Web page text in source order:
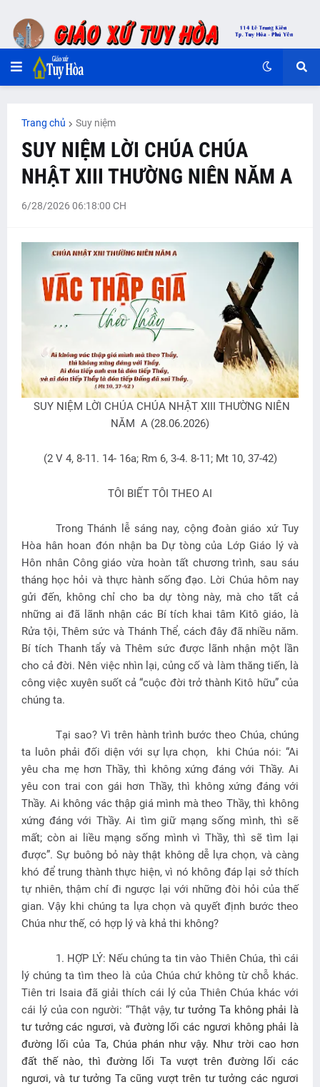
Trang chủ Suy niệm
SUY NIỆM LỜI CHÚA CHÚA
NHẬT XIII THƯỜNG NIÊN NĂM A
6/28/2026 06:18:00 CH
SUY NIỆM LỜI CHÚA CHÚA NHẬT XIII THƯỜNG NIÊN
NĂM A (28.06.2026)
(2 V 4, 8-11. 14- 16a; Rm 6, 3-4. 8-11; Mt 10, 37-42)
TÔI BIẾT TÔI THEO AI
Trong Thánh lễ sáng nay, cộng đoàn giáo xứ Tuy
Hòa hân hoan đón nhận ba Dự tòng của Lớp Giáo lý và
Hôn nhân Công giáo vừa hoàn tất chương trình, sau sáu
tháng học hỏi và thực hành sống đạo. Lời Chúa hôm nay
gửi đến, không chỉ cho ba dự tòng này, mà cho tất cả
những ai đã lãnh nhận các Bí tích khai tâm Kitô giáo, là
Rửa tội, Thêm sức và Thánh Thể, cách đây đã nhiều năm.
Bí tích Thanh tẩy và Thêm sức được lãnh nhận một lần
cho cả đời. Nên việc nhìn lại, củng cố và làm thăng tiến, là
công việc xuyên suốt cả “cuộc đời trở thành Kitô hữu” của
chúng ta.
Tại sao? Vì trên hành trình bước theo Chúa, chúng
ta luôn phải đối diện với sự lựa chọn,
khi Chúa nói: “Ai
yêu cha mẹ hơn Thầy, thì không xứng đáng với Thầy. Ai
yêu con trai con gái hơn Thầy, thì không xứng đáng với
Thầy. Ai không vác thập giá mình mà theo Thầy, thì không
xứng đáng với Thầy. Ai tìm giữ mạng sống mình, thì sẽ
mất; còn ai liều mạng sống mình vì Thầy, thì sẽ tìm lại
được”. Sự buông bỏ này thật không dễ lựa chọn, và càng
khó để trung thành thực hiện, vì nó không đáp lại sở thích
tự nhiên, thậm chí đi ngược lại với những đòi hỏi của thế
gian. Vậy khi chúng ta lựa chọn và quyết định bước theo
Chúa như thế, có hợp lý và khả thi không?
1. HỢP LÝ: Nếu chúng ta tin vào Thiên Chúa, thì cái
lý chúng ta tìm theo là của Chúa chứ không từ chỗ khác.
Tiên tri Isaia đã giải thích cái lý của Thiên Chúa khác với
cái lý của con người: “Thật vậy,tư tưởng Ta không phải là
tư tưởng các ngươi, và đường lối các ngươi không phải là
đường lối của Ta, Chúa phán như vậy. Như trời cao hơn
đất thế nào, thì đường lối Ta vượt trên đường lối các
ngươi, và tư tưởng Ta cũng vượt trên tư tưởng các ngươi